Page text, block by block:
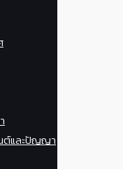
ต์และปัญญา